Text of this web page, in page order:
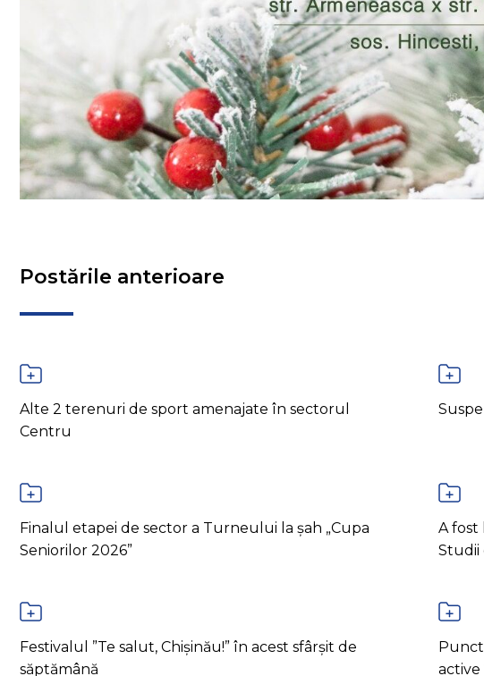
Postările anterioare
Alte 2 terenuri de sport amenajate în sectorul
Centru
Finalul etapei de sector a Turneului la șah „Cupa
Seniorilor 2026”
A fost
Studii
Festivalul ”Te salut, Chișinău!” în acest sfârșit de
săptămână